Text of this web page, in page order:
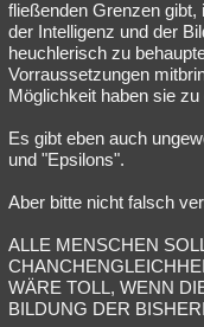
fließenden Grenzen
der Intelligenz und der
heuchlerisch zu
Vorraussetzungen
Möglichkeit haben sie zu
Es gibt eben auch
und "Epsilons".
Aber bitte nicht falsch
ALLE MENSCHEN
WÄRE TOLL, WENN
BILDUNG DER